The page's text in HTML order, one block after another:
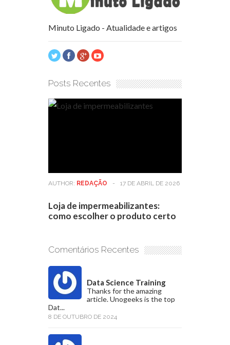
Minuto Ligado - Atualidade e artigos
Posts Recentes
AUTHOR: REDAÇÃO - 17 DE ABRIL DE 2026
Loja de impermeabilizantes:
como escolher o produto certo
Comentários Recentes
Data Science Training
Thanks for the amazing
article. Unogeeks is the top
Dat...
8 DE OUTUBRO DE 2024